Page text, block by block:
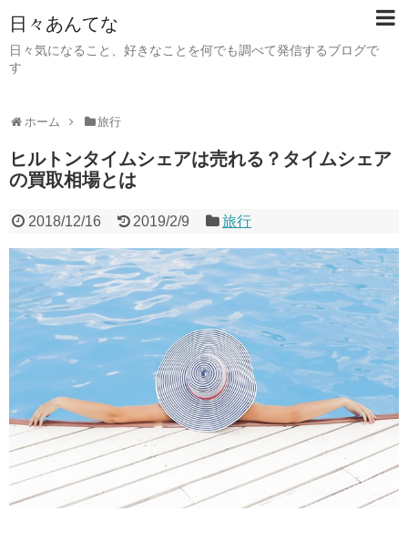
日々あんてな
日々気になること、好きなことを何でも調べて発信するブログで
す
ホーム 旅行
ヒルトンタイムシェアは売れる？タイムシェア
の買取相場とは
2018/12/16 2019/2/9 旅行